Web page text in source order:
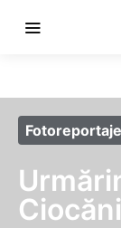
Fotoreportaje